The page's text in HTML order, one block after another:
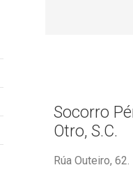
Socorro
Otro, S.C.
Rúa Outeiro,